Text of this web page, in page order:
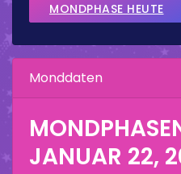
MONDPHASE HEUTE
Monddaten
JANUAR 22,